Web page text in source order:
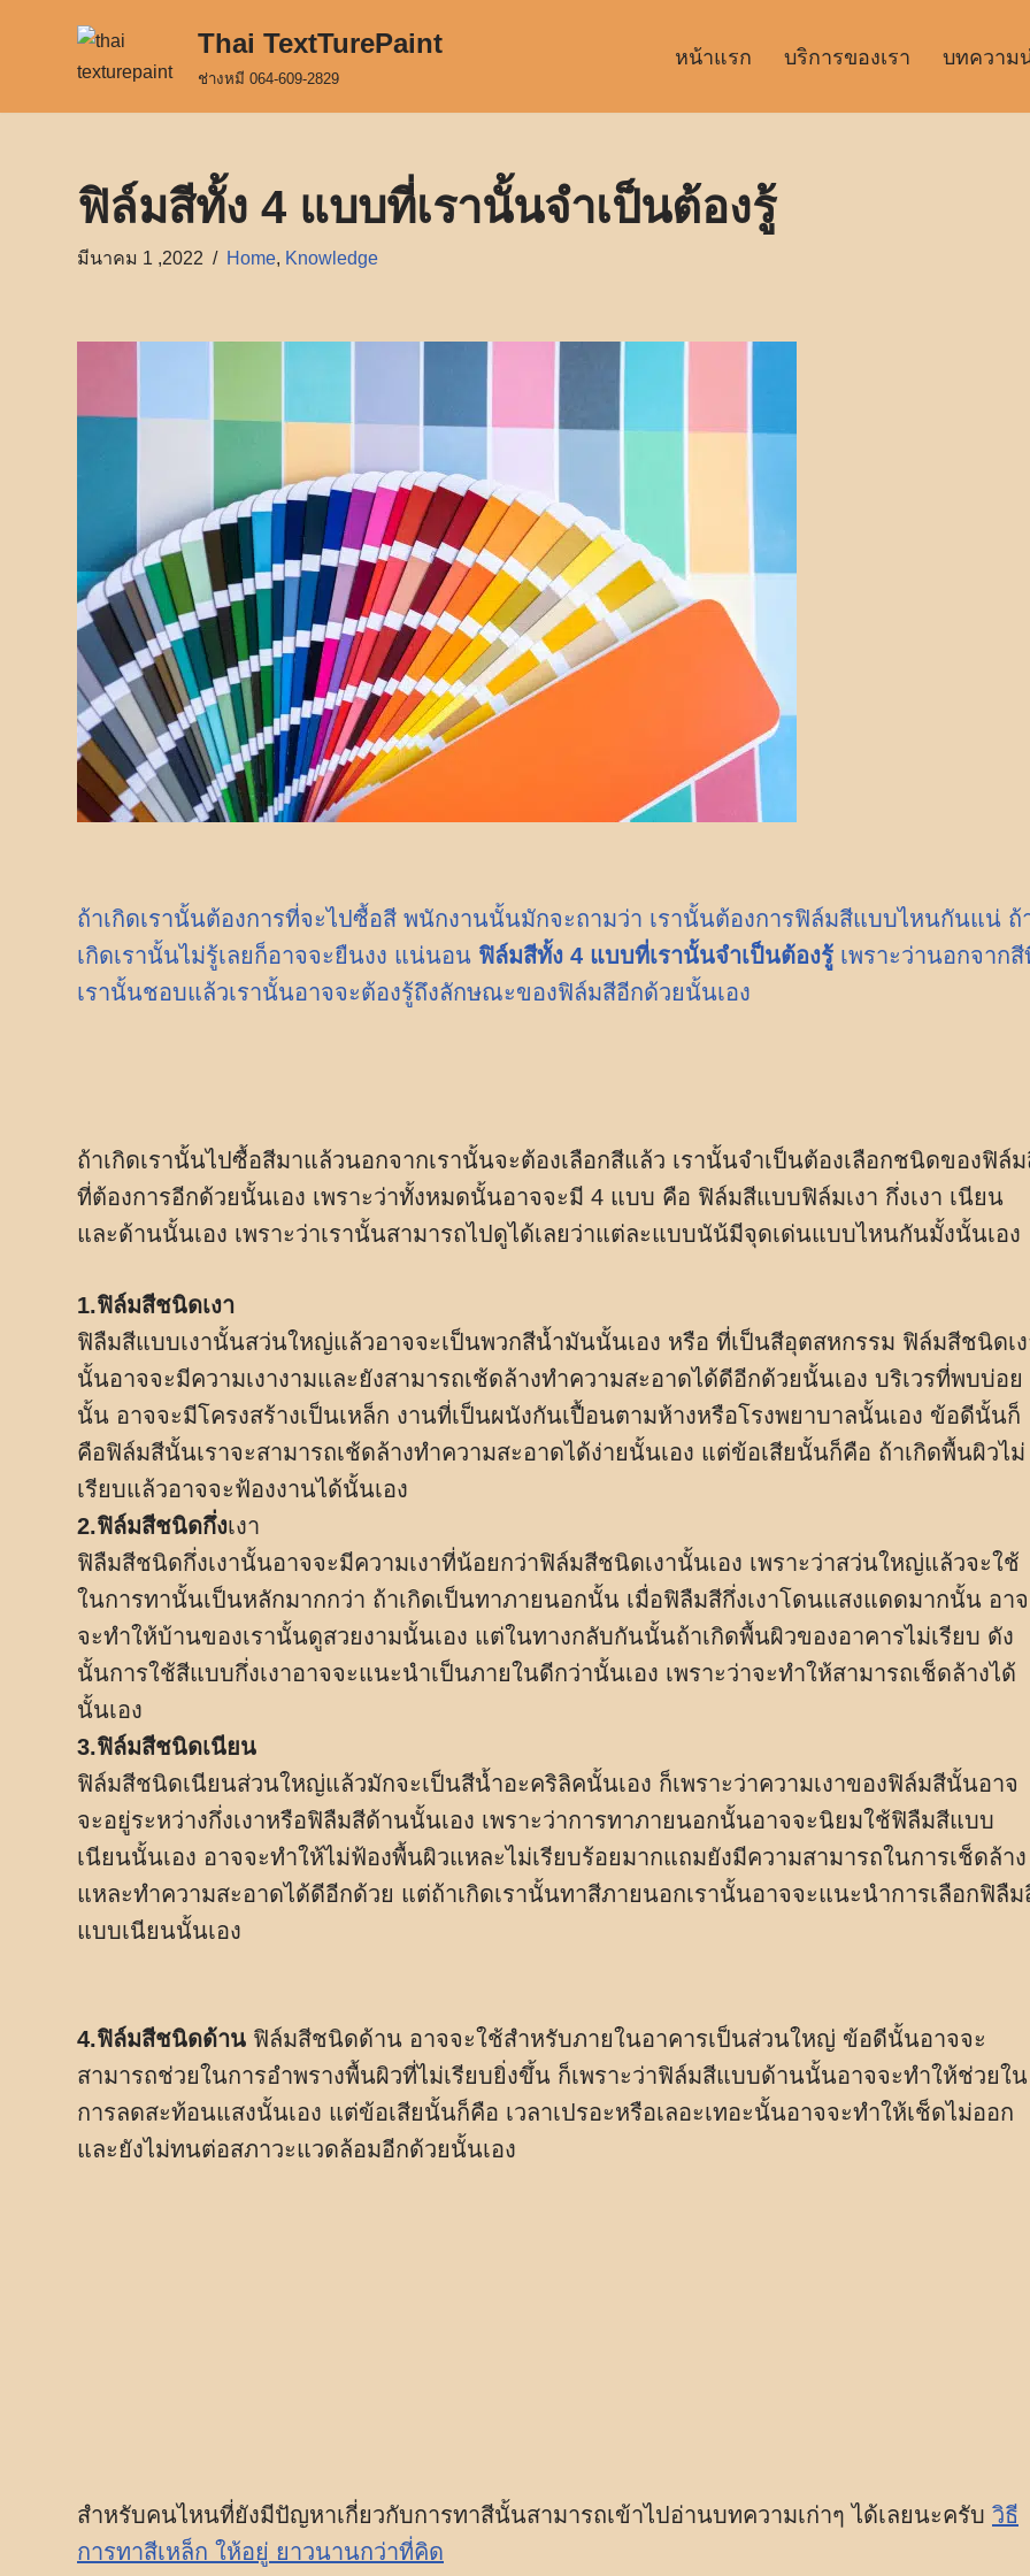
Thai TextTurePaint
ช่างหมี 064-609-2829
หน้าแรก บริการของเรา บทความ
ฟิล์มสีทั้ง 4 แบบที่เรานั้นจำเป็นต้องรู้
มีนาคม 1 ,2022 Home, Knowledge
ถ้าเกิดเรานั้นต้องการที่จะไปซื้อสี พนักงานนั้นมักจะถามว่า เรานั้นต้องการฟิล์มสีแบบไหนกันแน่ ถ้
เกิดเรานั้นไม่รู้เลยก็อาจจะยืนงง แน่นอน ฟิล์มสีทั้ง 4 แบบที่เรานั้นจำเป็นต้องรู้ เพราะว่านอกจาก
เรานั้นชอบแล้วเรานั้นอาจจะต้องรู้ถึงลักษณะของฟิล์มสีอีกด้วยนั้นเอง
ถ้าเกิดเรานั้นไปซื้อสีมาแล้วนอกจากเรานั้นจะต้องเลือกสีแล้ว เรานั้นจำเป็นต้องเลือกชนิดของฟิล์
ที่ต้องการอีกด้วยนั้นเอง เพราะว่าทั้งหมดนั้นอาจจะมี 4 แบบ คือ ฟิล์มสีแบบฟิล์มเงา กึ่งเงา เนียน
และด้านนั้นเอง เพราะว่าเรานั้นสามารถไปดูได้เลยว่าแต่ละแบบนัน้มีจุดเด่นแบบไหนกันมั้งนั้นเอง
1.ฟิล์มสีชนิดเงา
ฟิลืมสีแบบเงานั้นสว่นใหญ่แล้วอาจจะเป็นพวกสีน้ำมันนั้นเอง หรือ ที่เป็นสีอุตสหกรรม ฟิล์มสีชนิดเ
นั้นอาจจะมีความเงางามและยังสามารถเช้ดล้างทำความสะอาดได้ดีอีกด้วยนั้นเอง บริเวรที่พบบ่อย
นั้น อาจจะมีโครงสร้างเป็นเหล็ก งานที่เป็นผนังกันเปื้อนตามห้างหรือโรงพยาบาลนั้นเอง ข้อดีนั้นก็
คือฟิล์มสีนั้นเราจะสามารถเช้ดล้างทำความสะอาดได้ง่ายนั้นเอง แต่ข้อเสียนั้นก็คือ ถ้าเกิดพื้นผิวไม่
เรียบแล้วอาจจะฟ้องงานได้นั้นเอง
2.ฟิล์มสีชนิดกึ่งเงา
ฟิลืมสีชนิดกึ่งเงานั้นอาจจะมีความเงาที่น้อยกว่าฟิล์มสีชนิดเงานั้นเอง เพราะว่าสว่นใหญ่แล้วจะใช้
ในการทานั้นเป็นหลักมากกว่า ถ้าเกิดเป็นทาภายนอกนั้น เมื่อฟิลืมสีกึ่งเงาโดนแสงแดดมากนั้น อาจ
จะทำให้บ้านของเรานั้นดูสวยงามนั้นเอง แต่ในทางกลับกันนั้นถ้าเกิดพื้นผิวของอาคารไม่เรียบ ดัง
นั้นการใช้สีแบบกึ่งเงาอาจจะแนะนำเป็นภายในดีกว่านั้นเอง เพราะว่าจะทำให้สามารถเช็ดล้างได้
นั้นเอง
3.ฟิล์มสีชนิดเนียน
ฟิล์มสีชนิดเนียนส่วนใหญ่แล้วมักจะเป็นสีน้ำอะคริลิคนั้นเอง ก็เพราะว่าความเงาของฟิล์มสีนั้นอาจ
จะอยู่ระหว่างกึ่งเงาหรือฟิลืมสีด้านนั้นเอง เพราะว่าการทาภายนอกนั้นอาจจะนิยมใช้ฟิลืมสีแบบ
เนียนนั้นเอง อาจจะทำให้ไม่ฟ้องพื้นผิวแหละไม่เรียบร้อยมากแถมยังมีความสามารถในการเช็ดล้าง
แหละทำความสะอาดได้ดีอีกด้วย แต่ถ้าเกิดเรานั้นทาสีภายนอกเรานั้นอาจจะแนะนำการเลือกฟิลืม
แบบเนียนนั้นเอง
4.ฟิล์มสีชนิดด้าน ฟิล์มสีชนิดด้าน อาจจะใช้สำหรับภายในอาคารเป็นส่วนใหญ่ ข้อดีนั้นอาจจะ
สามารถช่วยในการอำพรางพื้นผิวที่ไม่เรียบยิ่งขึ้น ก็เพราะว่าฟิล์มสีแบบด้านนั้นอาจจะทำให้ช่วยใน
การลดสะท้อนแสงนั้นเอง แต่ข้อเสียนั้นก็คือ เวลาเปรอะหรือเลอะเทอะนั้นอาจจะทำให้เช็ดไม่ออก
และยังไม่ทนต่อสภาวะแวดล้อมอีกด้วยนั้นเอง
สำหรับคนไหนที่ยังมีปัญหาเกี่ยวกับการทาสีนั้นสามารถเข้าไปอ่านบทความเก่าๆ ได้เลยนะครับ วิธี
การทาสีเหล็ก ให้อยู่ ยาวนานกว่าที่คิด